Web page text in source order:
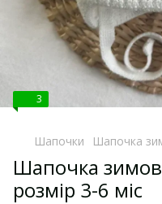
3
Шапочки Шапочка
Шапочка
розмір 3-6 міс